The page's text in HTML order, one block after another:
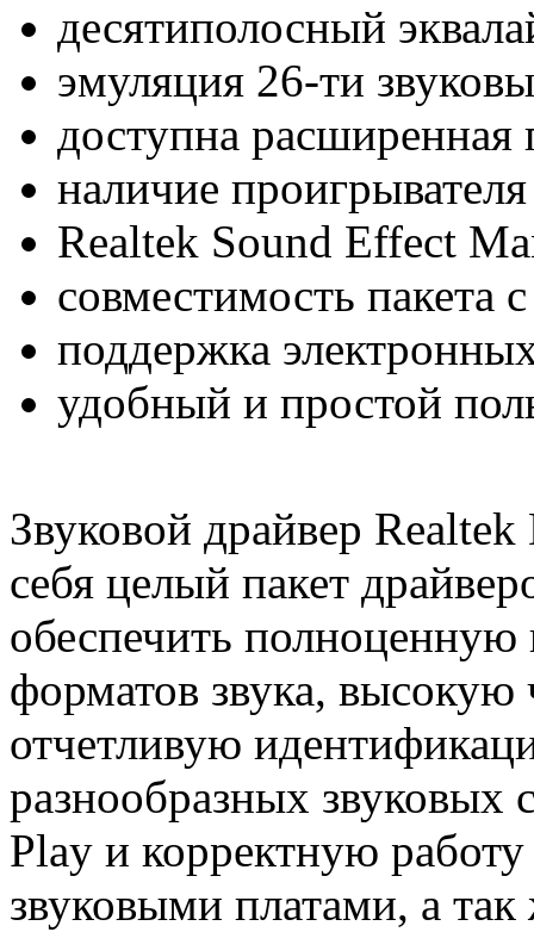
десятиполосный
эмуляция 26-ти
доступна расширенная
наличие
Realtek Sound Effect
совместимость
поддержка
удобный и простой
Звуковой драйвер
себя целый пакет
обеспечить
форматов звука, высокую
отчетливую
разнообразных звуковых
Play и корректную
звуковыми платами, а